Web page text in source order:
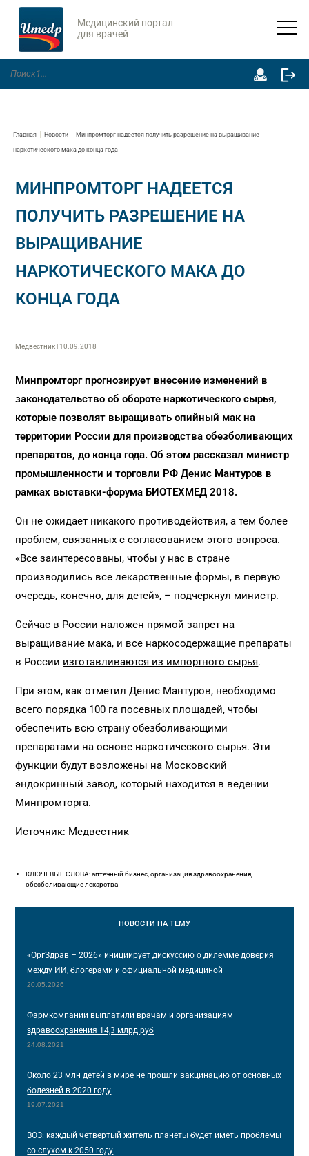
Медицинский портал
для врачей
Главная Новости Минпромторг надеется получить разрешение на выращивание
наркотического мака до конца года
МИНПРОМТОРГ НАДЕЕТСЯ
ПОЛУЧИТЬ РАЗРЕШЕНИЕ НА
ВЫРАЩИВАНИЕ
НАРКОТИЧЕСКОГО МАКА ДО
КОНЦА ГОДА
Медвестник | 10.09.2018
Минпромторг прогнозирует внесение изменений в
законодательство об обороте наркотического сырья,
которые позволят выращивать опийный мак на
территории России для производства обезболивающих
препаратов, до конца года.Об этом рассказал министр
промышленности и торговли РФ Денис Мантуров в
рамках выставки-форума БИОТЕХМЕД 2018.
Он не ожидает никакого противодействия, а тем более
проблем, связанных с согласованием этого вопроса.
«Все заинтересованы, чтобы у нас в стране
производились все лекарственные формы, в первую
очередь, конечно, для детей», – подчеркнул министр.
Сейчас в России наложен прямой запрет на
выращивание мака, и все наркосодержащие препараты
в России изготавливаются из импортного сырья.
При этом, как отметил Денис Мантуров, необходимо
всего порядка 100 га посевных площадей, чтобы
обеспечить всю страну обезболивающими
препаратами на основе наркотического сырья. Эти
функции будут возложены на Московский
эндокринный завод, который находится в ведении
Минпромторга.
Источник: Медвестник
КЛЮЧЕВЫЕ СЛОВА: аптечный бизнес, организация здравоохранения,
обезболивающие лекарства
НОВОСТИ НА ТЕМУ
«ОргЗдрав – 2026» инициирует дискуссию о дилемме доверия
между ИИ, блогерами и официальной медициной
20.05.2026
Фармкомпании выплатили врачам и организациям
здравоохранения 14,3 млрд руб
24.08.2021
Около 23 млн детей в мире не прошли вакцинацию от основных
болезней в 2020 году
19.07.2021
ВОЗ: каждый четвертый житель планеты будет иметь проблемы
со слухом к 2050 году